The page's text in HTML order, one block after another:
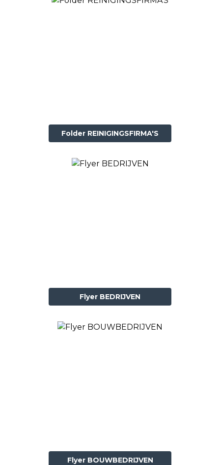
Folder REINIGINGSFIRMA'S
Flyer BEDRIJVEN
Flyer BOUWBEDRIJVEN